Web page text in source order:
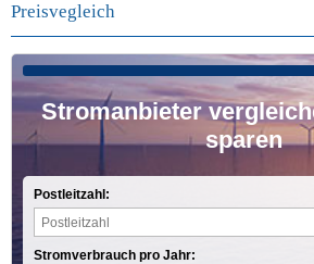
Preisvegleich
Stromanbieter
sparen
Postleitzahl:
Stromverbrauch pro Jahr: